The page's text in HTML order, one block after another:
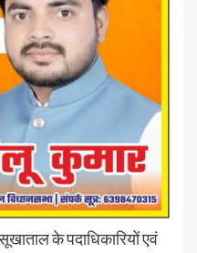
के पदाधिकारियों एवं